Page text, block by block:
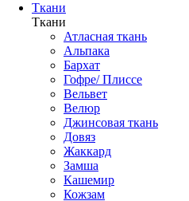
Ткани
Ткани
Атласная ткань
Альпака
Бархат
Гофре/ Плиссе
Вельвет
Велюр
Джинсовая ткань
Довяз
Жаккард
Замша
Кашемир
Кожзам